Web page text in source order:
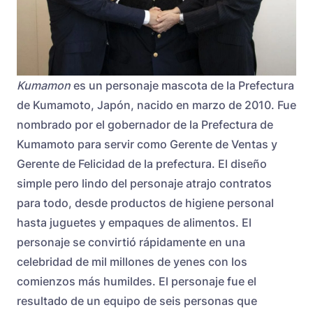
Kumamon es un personaje mascota de la Prefectura
de Kumamoto, Japón, nacido en marzo de 2010. Fue
nombrado por el gobernador de la Prefectura de
Kumamoto para servir como Gerente de Ventas y
Gerente de Felicidad de la prefectura. El diseño
simple pero lindo del personaje atrajo contratos
para todo, desde productos de higiene personal
hasta juguetes y empaques de alimentos. El
personaje se convirtió rápidamente en una
celebridad de mil millones de yenes con los
comienzos más humildes. El personaje fue el
resultado de un equipo de seis personas que